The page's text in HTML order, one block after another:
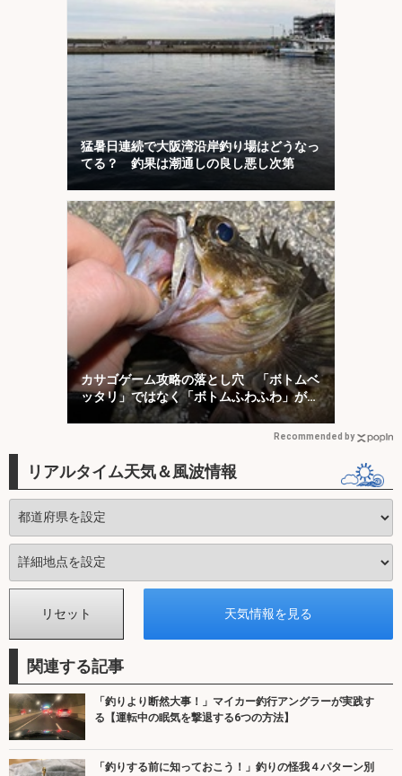
猛暑日連続で大阪湾沿岸釣り場はどうなっ
てる？ 釣果は潮通しの良し悪し次第
カサゴゲーム攻略の落とし穴 「ボトムベ
ッタリ」ではなく「ボトムふわふわ」が正
Recommended by
リアルタイム天気＆風波情報
関連する記事
「釣りより断然大事！」マイカー釣行アングラーが実践す
る【運転中の眠気を撃退する6つの方法】
「釣りする前に知っておこう！」釣りの怪我４パターン別